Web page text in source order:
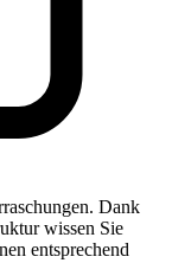
Dank
wissen Sie
entsprechend